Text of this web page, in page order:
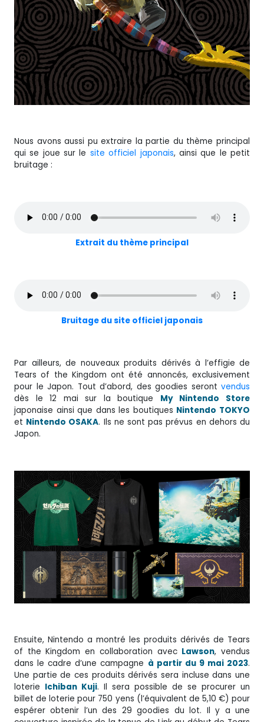
Nous avons aussi pu extraire la partie du thème principal
qui se joue sur le site officiel japonais, ainsi que le petit
bruitage :
Extrait du thème principal
Bruitage du site officiel japonais
Par ailleurs, de nouveaux produits dérivés à l’effigie de
Tears of the Kingdom ont été annoncés, exclusivement
pour le Japon. Tout d’abord, des goodies seront vendus
dès le 12 mai sur la boutique My Nintendo Store
japonaise ainsi que dans les boutiques Nintendo TOKYO
et Nintendo OSAKA. Ils ne sont pas prévus en dehors du
Japon.
Ensuite, Nintendo a montré les produits dérivés de Tears
of the Kingdom en collaboration avec Lawson, vendus
dans le cadre d’une campagne à partir du 9 mai 2023.
Une partie de ces produits dérivés sera incluse dans une
loterie Ichiban Kuji. Il sera possible de se procurer un
billet de loterie pour 750 yens (l’équivalent de 5,10 €) pour
espérer obtenir l’un des 29 goodies du lot. Il y a une